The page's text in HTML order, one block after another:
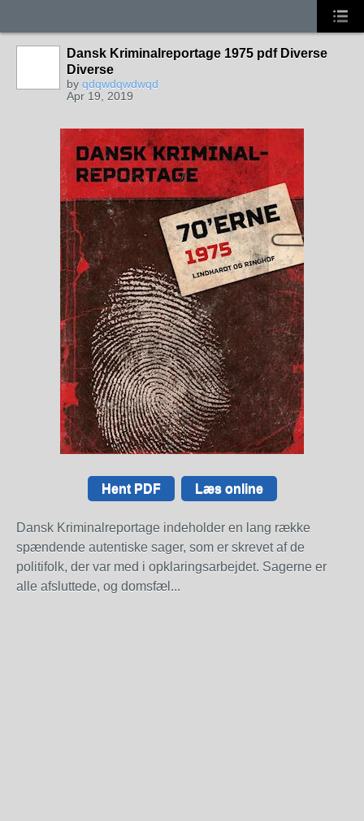
Dansk Kriminalreportage 1975 pdf Diverse
Diverse
by qdqwdqwdwqd
Apr 19, 2019
Hent PDF Læs online
Dansk Kriminalreportage indeholder en lang række
spændende autentiske sager, som er skrevet af de
politifolk, der var med i opklaringsarbejdet. Sagerne er
alle afsluttede, og domsfæl...